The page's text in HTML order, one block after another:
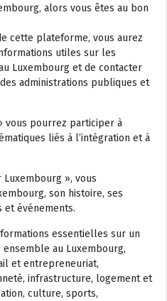
alors vous êtes au bon
cette plateforme, vous aurez
utiles sur les
Luxembourg et de contacter
administrations publiques et
vous pourrez participer à
liés à l’intégration et à
Luxembourg », vous
son histoire, ses
et événements.
essentielles sur un
au Luxembourg,
et entrepreneuriat,
infrastructure, logement et
culture, sports,